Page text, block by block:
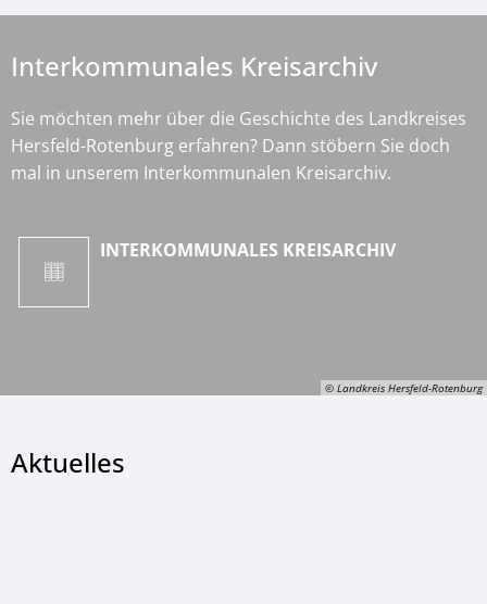
© Landkreis Hersfeld-Rotenburg
Interkommunales Kreisarchiv
Sie möchten mehr über die Geschichte des Landkreises
Hersfeld-Rotenburg erfahren? Dann stöbern Sie doch
mal in unserem Interkommunalen Kreisarchiv.
INTERKOMMUNALES KREISARCHIV
Aktuelles